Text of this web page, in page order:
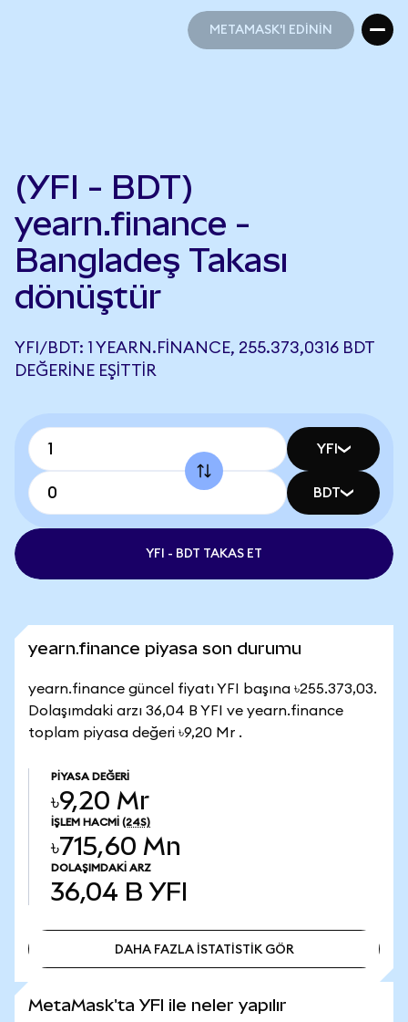
METAMASK'I EDİNİN
(YFI - BDT)
yearn.finance -
Bangladeş Takası
dönüştür
YFI/BDT: 1 YEARN.FINANCE, 255.373,0316 BDT
DEĞERINE EŞITTIR
YFI
BDT
YFI - BDT TAKAS ET
yearn.finance piyasa son durumu
yearn.finance güncel fiyatı YFI başına ৳255.373,03.
Dolaşımdaki arzı 36,04 B YFI ve yearn.finance
toplam piyasa değeri ৳9,20 Mr .
PIYASA DEĞERI
৳9,20 Mr
İŞLEM HACMI (24S)
৳715,60 Mn
DOLAŞIMDAKI ARZ
36,04 B YFI
DAHA FAZLA İSTATİSTİK GÖR
MetaMask'ta YFI ile neler yapılır